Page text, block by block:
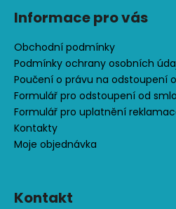
Informace pro vás
Obchodní podmínky
Podmínky ochrany osobních
Poučení o právu na odstoupení
Formulář pro odstoupení od
Formulář pro uplatnění
Kontakty
Moje objednávka
Kontakt